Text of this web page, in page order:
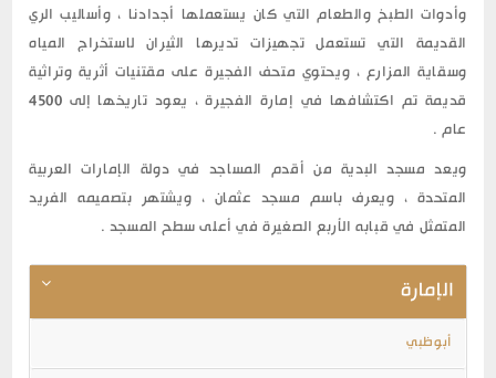
وأدوات الطبخ والطعام التي كان يستعملها أجدادنا ، وأساليب الري
القديمة التي تستعمل تجهيزات تديرها الثيران لاستخراج المياه
وسقاية المزارع ، ويحتوي متحف الفجيرة على مقتنيات أثرية وتراثية
قديمة تم اكتشافها في إمارة الفجيرة ، يعود تاريخها إلى 4500
عام .
ويعد مسجد البدية من أقدم المساجد في دولة الإمارات العربية
المتحدة ، ويعرف باسم مسجد عثمان ، ويشتهر بتصميمه الفريد
المتمثل في قبابه الأربع الصغيرة في أعلى سطح المسجد .
الإمارة
أبوظبي